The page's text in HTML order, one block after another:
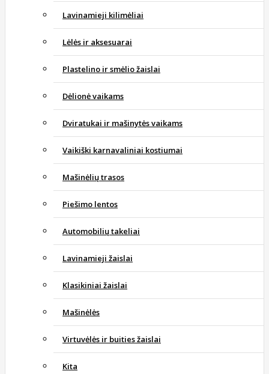
Lavinamieji kilimėliai
Lėlės ir aksesuarai
Plastelino ir smėlio žaislai
Dėlionė vaikams
Dviratukai ir mašinytės vaikams
Vaikiški karnavaliniai kostiumai
Mašinėlių trasos
Piešimo lentos
Automobilių takeliai
Lavinamieji žaislai
Klasikiniai žaislai
Mašinėlės
Virtuvėlės ir buities žaislai
Kita